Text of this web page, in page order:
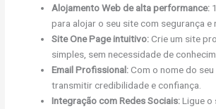
Alojamento Web de alta performance:
para alojar o seu site com segurança e
Site One Page intuitivo:Crie um site
simples, sem necessidade de
Email Profissional:Com o nome do
transmitir credibilidade e confiança.
Integração com Redes Sociais:Ligue o